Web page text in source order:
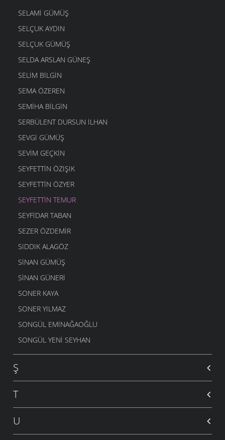
SELAMI GÜMÜŞ
SELÇUK AYDIN
SELÇUK GÜMÜŞ
SELDA ARSLAN GÜNEŞ
SELIM BILGIN
SEMA ÖZEREN
SEMIHA BILGIN
SERBÜLENT DURSUN İLHAN
SEVGI GÜMÜŞ
SEVIM GEÇKIN
SEYFETTIN ÖZIŞIK
SEYFETTIN ÖZYER
SEYFETTIN TEMUR
SEYFIDAR TABAN
SEZER ÖZDEMIR
SIDDIK ALAGÖZ
SINAN GÜMÜŞ
SINAN GÜNERI
SONER KAYA
SONER YILMAZ
SONGÜL EMINAĞAOĞLU
SONGÜL YENI SEYHAN
Ş
T
U